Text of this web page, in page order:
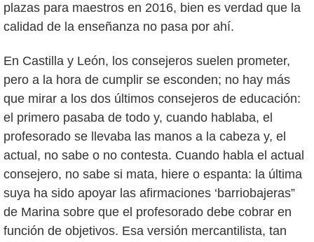
plazas para maestros en 2016, bien es verdad que la
calidad de la enseñanza no pasa por ahí.
En Castilla y León, los consejeros suelen prometer,
pero a la hora de cumplir se esconden; no hay más
que mirar a los dos últimos consejeros de educación:
el primero pasaba de todo y, cuando hablaba, el
profesorado se llevaba las manos a la cabeza y, el
actual, no sabe o no contesta. Cuando habla el actual
consejero, no sabe si mata, hiere o espanta: la última
suya ha sido apoyar las afirmaciones ‘barriobajeras”
de Marina sobre que el profesorado debe cobrar en
función de objetivos. Esa versión mercantilista, tan